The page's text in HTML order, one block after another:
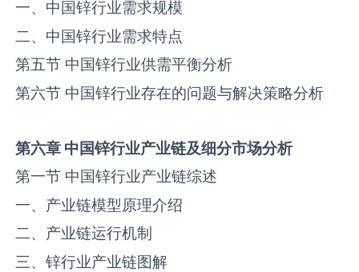
一、中国‌锌‌行业需求规模
二、中国‌锌‌行业需求特点
第五节 中国‌锌‌行业供需平衡分析
第六节 中国‌锌‌行业存在的问题与解决策略分析
第六章 中国锌行业产业链及细分市场分析
第一节 中国‌锌‌行业产业链综述
一、产业链模型原理介绍
二、产业链运行机制
三、‌锌‌行业产业链图解